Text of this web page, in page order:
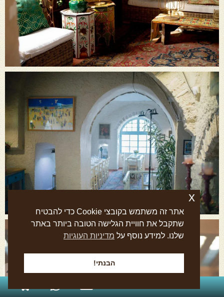
אתר זה משתמש בקובצי Cookie כדי להבטיח
שתקבל את חוויית הגלישה הטובה ביותר באתר
שלנו. למידע נוסף על מדיניות העוגיות
הבנתי!
x